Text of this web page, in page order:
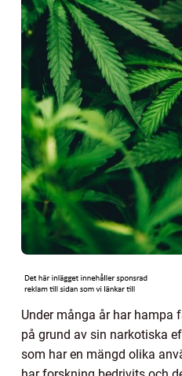
Under många år har
på grund av sin narkotiska
som har en mängd olika